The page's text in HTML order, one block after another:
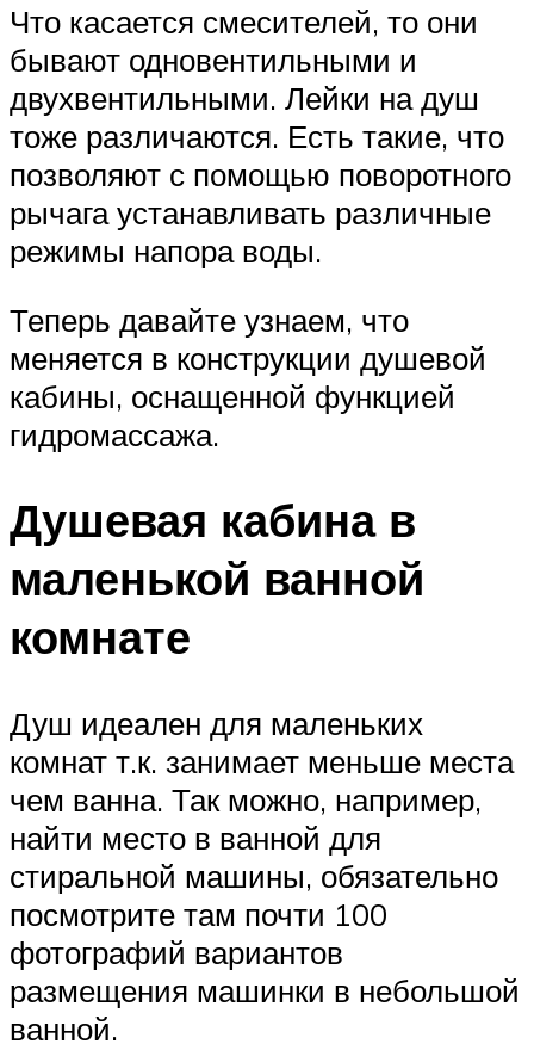
Что касается смесителей, то они
бывают одновентильными и
двухвентильными. Лейки на душ
тоже различаются. Есть такие, что
позволяют с помощью поворотного
рычага устанавливать различные
режимы напора воды.
Теперь давайте узнаем, что
меняется в конструкции душевой
кабины, оснащенной функцией
гидромассажа.
Душевая кабина в
маленькой ванной
комнате
Душ идеален для маленьких
комнат т.к. занимает меньше места
чем ванна. Так можно, например,
найти место в ванной для
стиральной машины, обязательно
посмотрите там почти 100
фотографий вариантов
размещения машинки в небольшой
ванной.